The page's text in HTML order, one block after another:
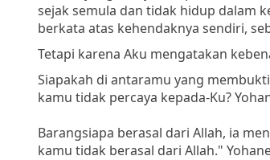
sejak semula dan tidak hidup dalam
berkata atas kehendaknya sendiri,
Tetapi karena Aku mengatakan
Siapakah di antaramu yang
kamu tidak percaya kepada-Ku?
Barangsiapa berasal dari Allah, ia
kamu tidak berasal dari Allah."